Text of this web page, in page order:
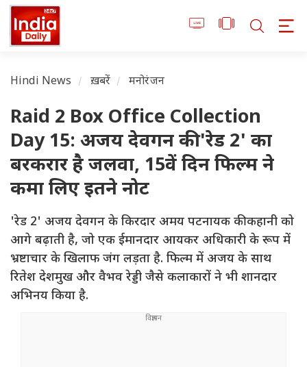
Hindi News ख़बरें मनोरंजन
Raid 2 Box Office Collection
Day 15: अजय देवगन की 'रेड 2' का
बरकरार है जलवा, 15वें दिन फिल्म ने
कमा लिए इतने नोट
'रेड 2' अजय देवगन के किरदार अमय पटनायक की कहानी को
आगे बढ़ाती है, जो एक ईमानदार आयकर अधिकारी के रूप में
भ्रष्टाचार के खिलाफ जंग लड़ता है. फिल्म में अजय के साथ
रितेश देशमुख और वैभव रेड्डी जैसे कलाकारों ने भी शानदार
अभिनय किया है.